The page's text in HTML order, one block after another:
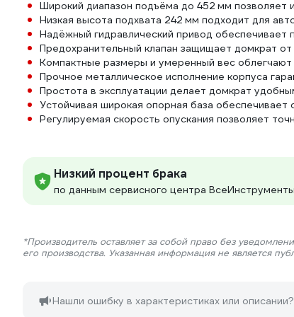
Широкий диапазон подъёма до 452 мм позволяет
Низкая высота подхвата 242 мм подходит для
Надёжный гидравлический привод обеспечивает
Предохранительный клапан защищает домкрат
Компактные размеры и умеренный вес облегчают
Прочное металлическое исполнение корпуса
Простота в эксплуатации делает домкрат
Устойчивая широкая опорная база обеспечивает
Регулируемая скорость опускания позволяет
Низкий процент брака
по данным сервисного центра
*Производитель оставляет за собой право без
его производства. Указанная информация не является
Нашли ошибку в характеристиках или описании?